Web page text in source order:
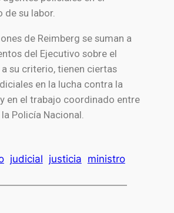
de su labor.
de Reimberg se suman a
del Ejecutivo sobre el
su criterio, tienen ciertas
en la lucha contra la
en el trabajo coordinado entre
Policía Nacional.
judicial justicia ministro